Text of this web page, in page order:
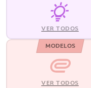
VER TODOS
MODELOS
VER TODOS